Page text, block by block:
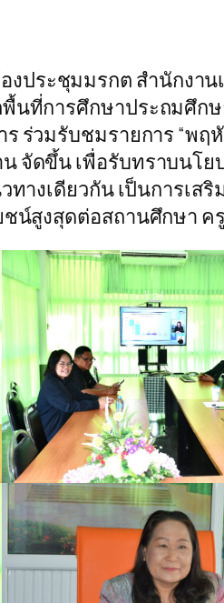
งประชุมมรกต สำนักงา
ที่การศึกษาประถมศึก
ร่วมรับชมรายการ “พฤ
จัดขึ้น เพื่อรับทราบนโ
างเดียวกัน เป็นการเส
สูงสุดต่อสถานศึกษา ค